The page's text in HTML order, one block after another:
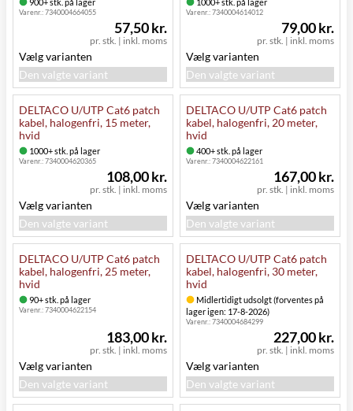
Varenr.:7340004664055
pr. stk. | inkl. moms
57,50 kr.
Vælg varianten
Den valgte variant
Varenr.:7340004614012
pr. stk. | inkl. moms
79,00 kr.
Vælg varianten
Den valgte variant
DELTACO U/UTP Cat6 patch
kabel, halogenfri, 15 meter,
hvid
1000+ stk. på lager
Varenr.:7340004620365
pr. stk. | inkl. moms
108,00 kr.
Vælg varianten
Den valgte variant
DELTACO U/UTP Cat6 patch
kabel, halogenfri, 20 meter,
hvid
400+ stk. på lager
Varenr.:7340004622161
pr. stk. | inkl. moms
167,00 kr.
Vælg varianten
Den valgte variant
DELTACO U/UTP Cat6 patch
kabel, halogenfri, 25 meter,
hvid
90+ stk. på lager
Varenr.:7340004622154
pr. stk. | inkl. moms
183,00 kr.
Vælg varianten
Den valgte variant
DELTACO U/UTP Cat6 patch
kabel, halogenfri, 30 meter,
hvid
Midlertidigt udsolgt (forventes på
lager igen: 17-8-2026)
Varenr.:7340004684299
pr. stk. | inkl. moms
227,00 kr.
Vælg varianten
Den valgte variant